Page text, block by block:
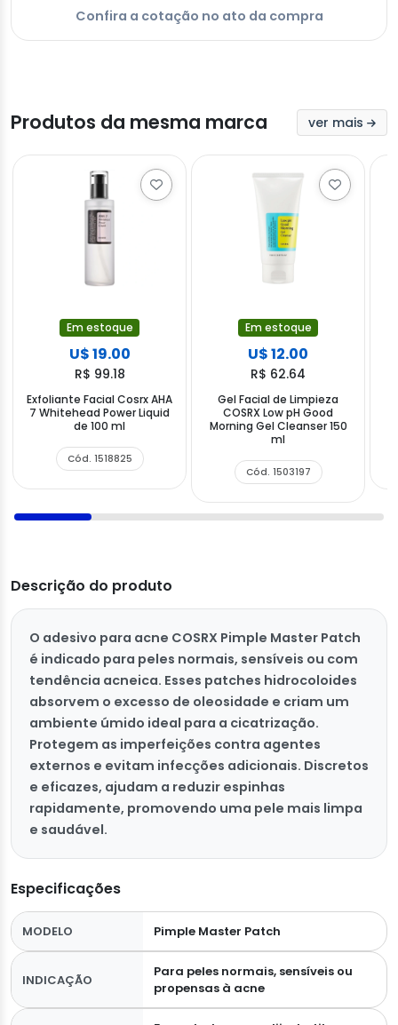
Confira a cotação no ato da compra
Produtos da mesma marca ver mais
Em estoque
U$ 19.00
R$ 99.18
Exfoliante Facial Cosrx AHA
7 Whitehead Power Liquid
de 100 ml
Cód. 1518825
Em estoque
U$ 12.00
R$ 62.64
Gel Facial de Limpieza
COSRX Low pH Good
Morning Gel Cleanser 150
ml
Cód. 1503197
Descrição do produto
O adesivo para acne COSRX Pimple Master Patch
é indicado para peles normais, sensíveis ou com
tendência acneica. Esses patches hidrocoloides
absorvem o excesso de oleosidade e criam um
ambiente úmido ideal para a cicatrização.
Protegem as imperfeições contra agentes
externos e evitam infecções adicionais. Discretos
e eficazes, ajudam a reduzir espinhas
rapidamente, promovendo uma pele mais limpa
e saudável.
Especificações
MODELO Pimple Master Patch
INDICAÇÃO
Para peles normais, sensíveis ou
propensas à acne